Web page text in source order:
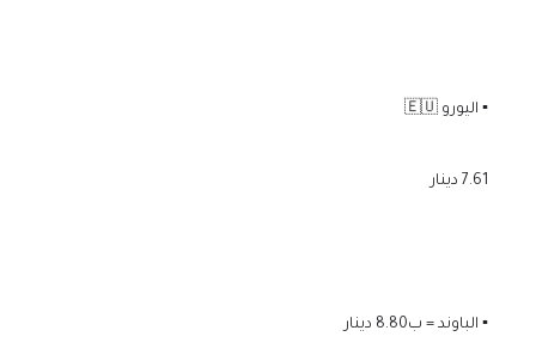
▪️ اليورو 🇪🇺
7.61 دينار
▪️ الباوند = ب8.80 دينار